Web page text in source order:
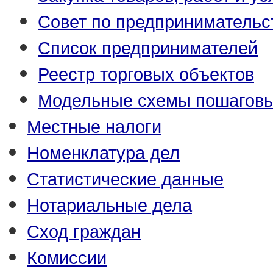
Совет по
Список предпринимателей
Реестр торговых объектов
Модельные схемы
Местные налоги
Номенклатура дел
Статистические данные
Нотариальные дела
Сход граждан
Комиссии